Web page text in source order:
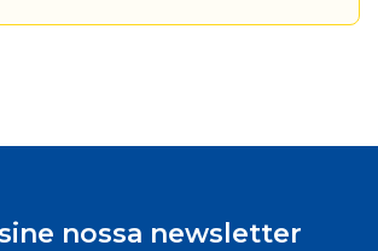
nossa newsletter